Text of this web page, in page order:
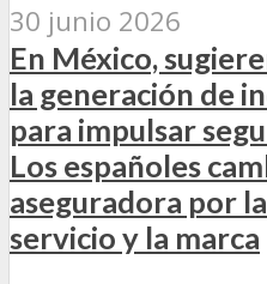
30 junio 2026
En México,
la generación de
para impulsar
Los españoles
aseguradora por
servicio y la marca